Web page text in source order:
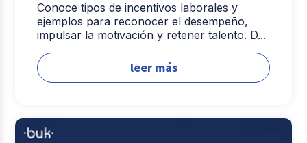
Conoce tipos de incentivos laborales y
ejemplos para reconocer el desempeño,
impulsar la motivación y retener talento. D...
leer más